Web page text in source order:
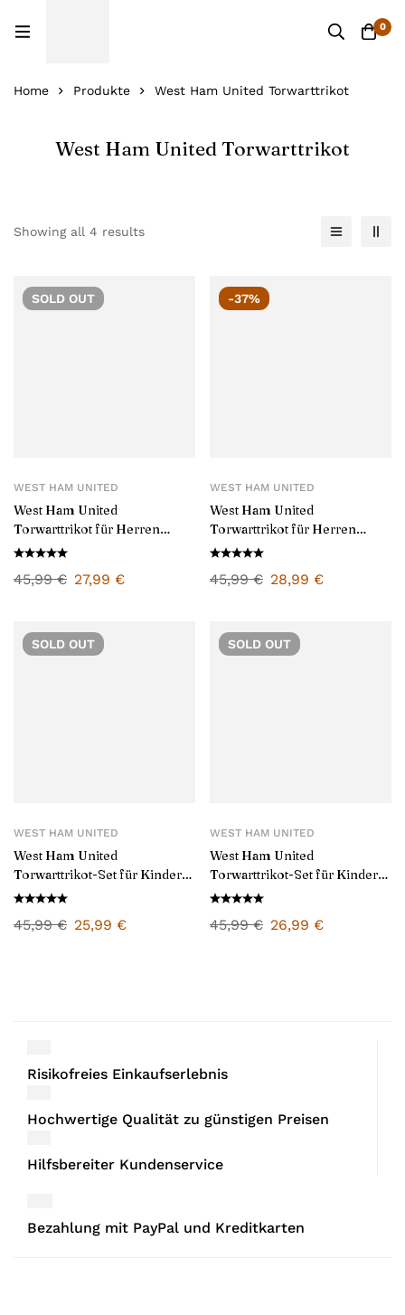
0
Home Produkte West Ham United Torwarttrikot
West Ham United Torwarttrikot
Showing all 4 results
SOLD OUT
WEST HAM UNITED
West Ham United
Torwarttrikot für Herren
2024/25
45,99€ 27,99 €
-37%
WEST HAM UNITED
West Ham United
Torwarttrikot für Herren
2025/26
45,99€ 28,99 €
SOLD OUT
WEST HAM UNITED
West Ham United
Torwarttrikot-Set für Kinder
2024/25
45,99€ 25,99 €
SOLD OUT
WEST HAM UNITED
West Ham United
Torwarttrikot-Set für Kinder
2025/26
45,99€ 26,99 €
Risikofreies Einkaufserlebnis
Hochwertige Qualität zu günstigen Preisen
Hilfsbereiter Kundenservice
Bezahlung mit PayPal und Kreditkarten